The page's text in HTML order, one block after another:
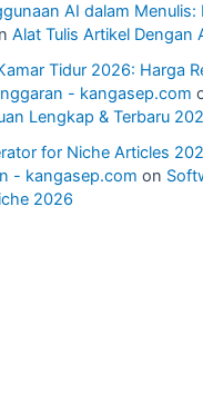
AI dalam
Alat Tulis Artikel Dengan
Tidur 2026: Harga
- kangasep.com
Lengkap & Terbaru
for Niche Articles
- kangasep.com on
2026